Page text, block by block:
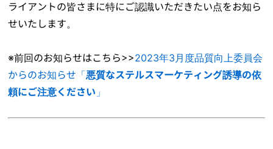
ライアントの皆さまに特にご認識いただきたい点をお知ら
せいたします。
※前回のお知らせはこちら>>2023年3月度品質向上委員会
からのお知らせ「悪質なステルスマーケティング誘導の依
頼にご注意ください 」